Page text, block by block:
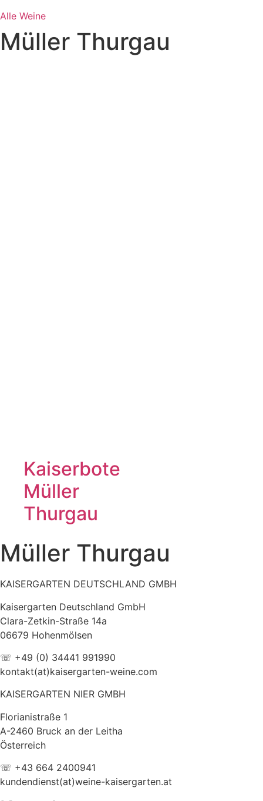
Alle Weine
Müller Thurgau
Kaiserbote
Müller
Thurgau
Müller Thurgau
KAISERGARTEN DEUTSCHLAND GMBH
Kaisergarten Deutschland GmbH
Clara-Zetkin-Straße 14a
06679 Hohenmölsen
☏ +49 (0) 34441 991990
kontakt(at)kaisergarten-weine.com
KAISERGARTEN NIER GMBH
Florianistraße 1
A-2460 Bruck an der Leitha
Österreich
☏ +43 664 2400941
kundendienst(at)weine-kaisergarten.at